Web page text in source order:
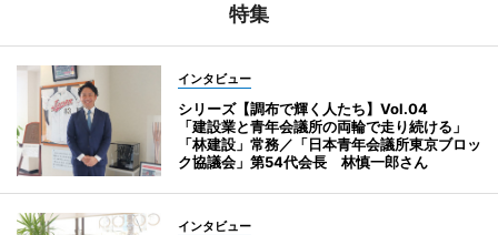
特集
インタビュー
シリーズ【調布で輝く人たち】Vol.04
「建設業と青年会議所の両輪で走り続ける」
「林建設」常務／「日本青年会議所東京ブロッ
ク協議会」第54代会長 林慎一郎さん
インタビュー